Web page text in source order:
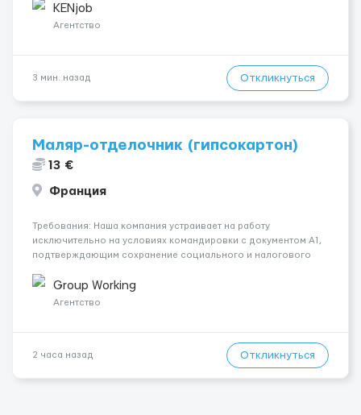
одного до трех месяцев. Мед. страховка. Высокая зарплат...
KENjob
Агентство
3 мин. назад Откликнуться
Маляр-отделочник (гипсокартон)
13 €
Франция
Требования: Наша компания устраивает на работу
исключительно на условиях командировки с документом A1,
подтверждающим сохранение социального и налогового
A1 могут получить граждане стран с упрощенным доступом к
рынку труда ЕС (Укра...
Group Working
Агентство
2 часа назад Откликнуться